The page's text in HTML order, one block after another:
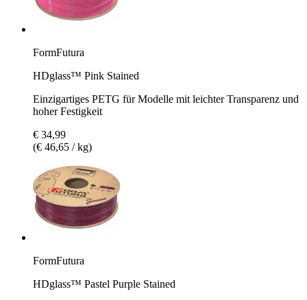
FormFutura
HDglass™ Pink Stained
Einzigartiges PETG für Modelle mit leichter Transparenz und
hoher Festigkeit
€ 34,99
(€ 46,65 / kg)
FormFutura
HDglass™ Pastel Purple Stained